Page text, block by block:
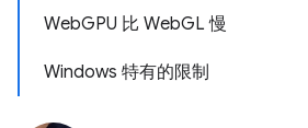
WebGPU 比 WebGL 慢
Windows 特有的限制